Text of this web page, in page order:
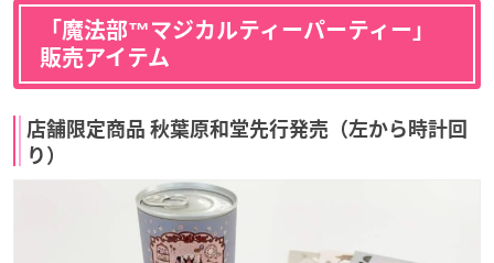
「魔法部™マジカルティーパーティー」
販売アイテム
店舗限定商品 秋葉原和堂先行発売（左から時計回
り）